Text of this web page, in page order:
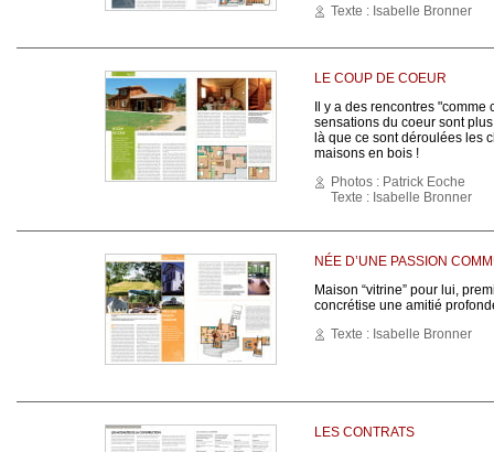
Texte : Isabelle Bronner
LE COUP DE COEUR
Il y a des rencontres
sensations du coeur sont
là que ce sont déroulées les
maisons en bois !
Photos : Patrick Eoche
Texte : Isabelle Bronner
NÉE D’UNE PASSION
Maison “vitrine” pour lui,
concrétise une amitié
Texte : Isabelle Bronner
LES CONTRATS